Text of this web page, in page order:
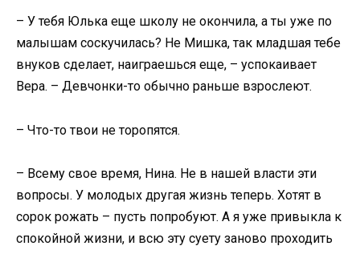
– У тебя Юлька еще школу не окончила, а ты уже по
малышам соскучилась? Не Мишка, так младшая тебе
внуков сделает, наиграешься еще, – успокаивает
Вера. – Девчонки-то обычно раньше взрослеют.
– Что-то твои не торопятся.
– Всему свое время, Нина. Не в нашей власти эти
вопросы. У молодых другая жизнь теперь. Хотят в
сорок рожать – пусть попробуют. А я уже привыкла к
спокойной жизни, и всю эту суету заново проходить